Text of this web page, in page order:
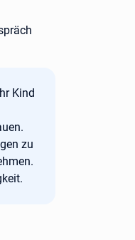
Kind
zu